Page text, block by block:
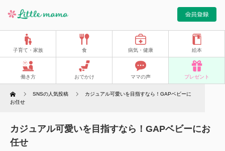
子育て・家族 食 病気・健康 絵本
働き方 おでかけ ママの声 プレゼント
Home SNSの人気投稿
カジュアル可愛いを目指すなら！GAPベビーに
お任せ
カジュアル可愛いを目指すなら！GAPベビーにお
任せ